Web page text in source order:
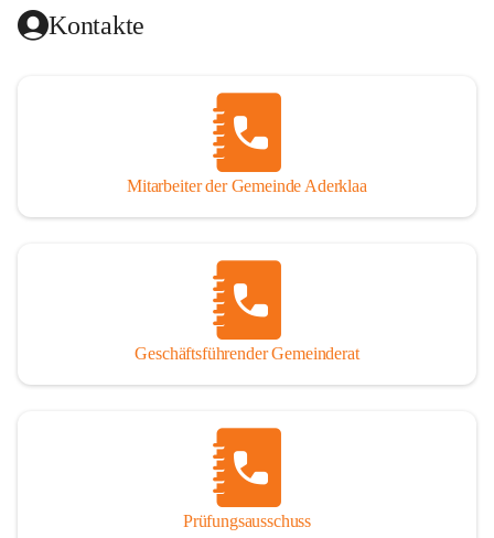
Kontakte
Mitarbeiter der Gemeinde Aderklaa
Geschäftsführender Gemeinderat
Prüfungsausschuss